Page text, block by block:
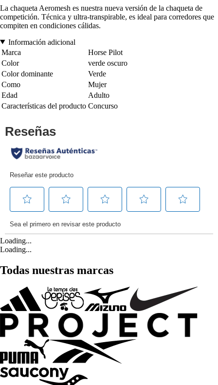
La chaqueta Aeromesh es nuestra nueva versión de la chaqueta de
competición. Técnica y ultra-transpirable, es ideal para corredores que
compiten en condiciones cálidas.
Información adicional
Marca
Horse Pilot
Color
verde oscuro
Color dominante
Verde
Como
Mujer
Edad
Adulto
Características del producto Concurso
Loading...
Loading...
Todas nuestras marcas